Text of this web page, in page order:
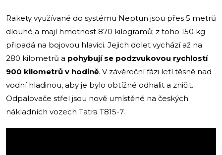
Rakety využívané do systému Neptun jsou přes 5 metrů
dlouhé a mají hmotnost 870 kilogramů; z toho 150 kg
připadá na bojovou hlavici. Jejich dolet vychází až na
280 kilometrů a pohybují se podzvukovou rychlostí
900 kilometrů v hodině. V závěreční fázi letí těsně nad
vodní hladinou, aby je bylo obtížné odhalit a zničit.
Odpalovače střel jsou nově umístěné na českých
nákladních vozech Tatra T815-7.